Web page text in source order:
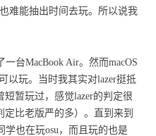
难能抽出时间去玩。所以说我
台MacBook Air。然而macOS
以玩。当时我其实对lazer挺抵
暂玩过，感觉lazer的判定很
比老版严的多）。直到来到
也在玩osu，而且玩的也是